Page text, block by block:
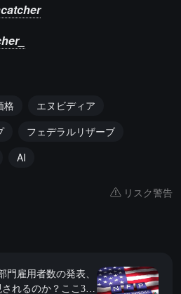
格
エヌビディア
フェデラルリザーブ
AI
リスク警告
門雇用者数の発表、
れるのか？ここ3年